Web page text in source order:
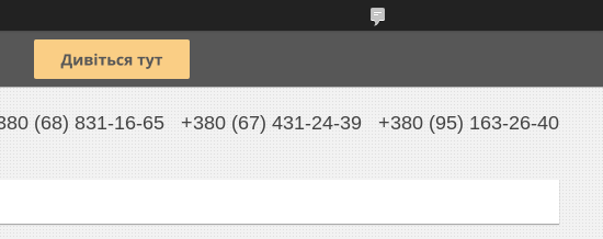
(68) 831-16-65 +380 (67) 431-24-39 +380 (95) 163-26-40